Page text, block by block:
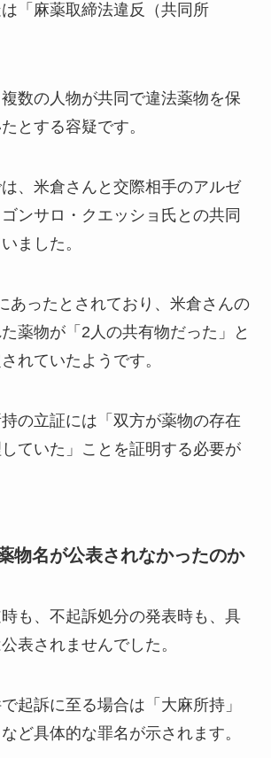
「麻薬取締法違反（共同所
数の人物が共同で違法薬物を保
とする容疑です。
、米倉さんと交際相手のアルゼ
ンサロ・クエッショ氏との共同
ました。
あったとされており、米倉さんの
薬物が「2人の共有物だった」と
れていたようです。
の立証には「双方が薬物の存在
ていた」ことを証明する必要が
物名が公表されなかったのか
も、不起訴処分の発表時も、具
表されませんでした。
起訴に至る場合は「大麻所持」
ど具体的な罪名が示されます。